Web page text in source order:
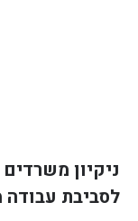
ניקיון
לסביבת עבודה